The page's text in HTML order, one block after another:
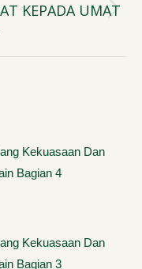
KEPADA UMAT
Kekuasaan Dan
Bagian 4
Kekuasaan Dan
Bagian 3